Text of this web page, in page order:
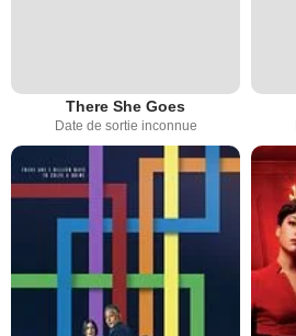
There She Goes
Date de sortie inconnue